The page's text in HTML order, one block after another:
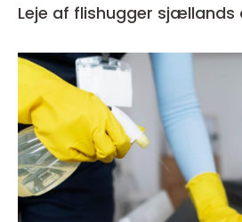
Leje af flishugger sjællands